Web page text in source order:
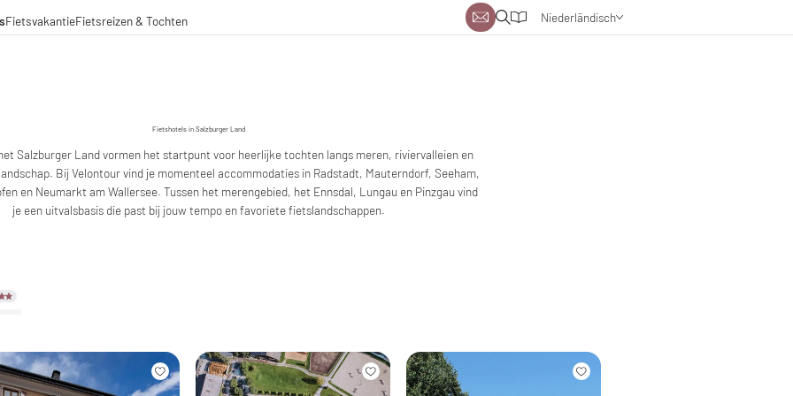
FietsvakantieFietsreizen & Tochten Niederländisch
Deutsch
Fietshotels in Salzburger Land
Salzburger Land vormen het startpunt voor heerlijke tochten langs meren, riviervalleien en
Bij Velontour vind je momenteel accommodaties in Radstadt, Mauterndorf, Seeham,
en Neumarkt am Wallersee. Tussen het merengebied, het Ennsdal, Lungau en Pinzgau vind
je een uitvalsbasis die past bij jouw tempo en favoriete fietslandschappen.